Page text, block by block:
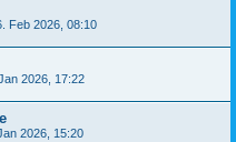
Feb 2026, 08:10
2026, 17:22
2026, 15:20